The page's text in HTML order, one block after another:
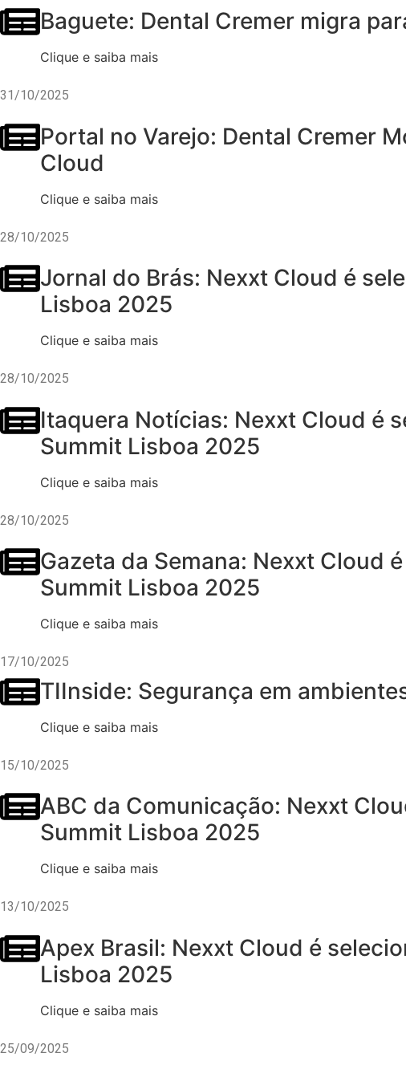
Baguete: Dental Cremer migra
Clique e saiba mais
31/10/2025
Portal no Varejo: Dental Cremer
Cloud
Clique e saiba mais
28/10/2025
Jornal do Brás: Nexxt Cloud é
Lisboa 2025
Clique e saiba mais
28/10/2025
Itaquera Notícias: Nexxt Cloud é
Summit Lisboa 2025
Clique e saiba mais
28/10/2025
Gazeta da Semana: Nexxt Cloud
Summit Lisboa 2025
Clique e saiba mais
17/10/2025
TIInside: Segurança em
Clique e saiba mais
15/10/2025
ABC da Comunicação: Nexxt
Summit Lisboa 2025
Clique e saiba mais
13/10/2025
Apex Brasil: Nexxt Cloud é
Lisboa 2025
Clique e saiba mais
25/09/2025